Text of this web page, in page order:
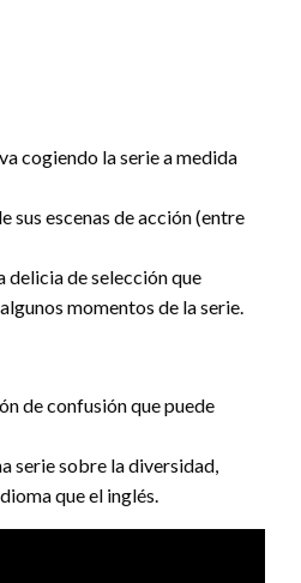
cogiendo la serie a medida
sus escenas de acción (entre
delicia de selección que
momentos de la serie.
de confusión que puede
serie sobre la diversidad,
que el inglés.